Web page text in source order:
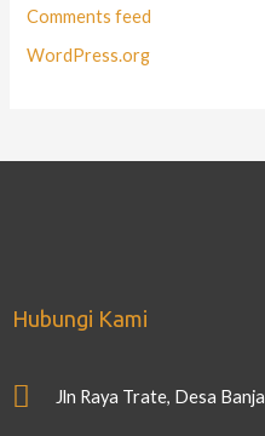
Comments feed
WordPress.org
Hubungi Kami
Jln Raya Trate, Desa